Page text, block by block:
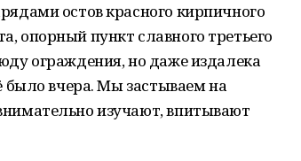
остов красного кирпичного
опорный пункт славного третьего
ограждения, но даже издалека
было вчера. Мы застываем на
изучают, впитывают